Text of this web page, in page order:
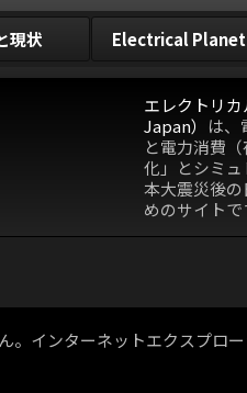
現状 Electrical Planet
エレクトリ
Japan） は、
と電力消費
化」とシミ
本大震災後
めのサイトで
インターネットエクスプロ